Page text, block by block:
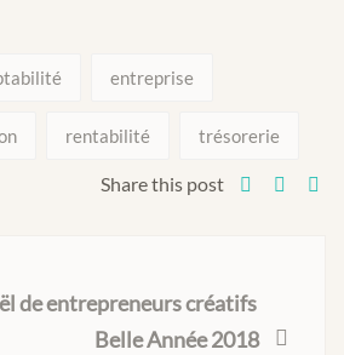
entreprise
rentabilité trésorerie
Share this post
de entrepreneurs créatifs
Belle Année 2018